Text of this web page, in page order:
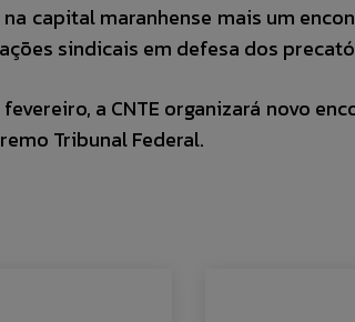
capital maranhense mais um
sindicais em defesa dos
a CNTE organizará novo
Tribunal Federal.